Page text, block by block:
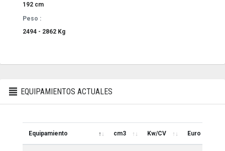
192 cm
Peso :
2494 - 2862 Kg
EQUIPAMIENTOS ACTUALES
Equipamiento cm3 Kw/CV Euro